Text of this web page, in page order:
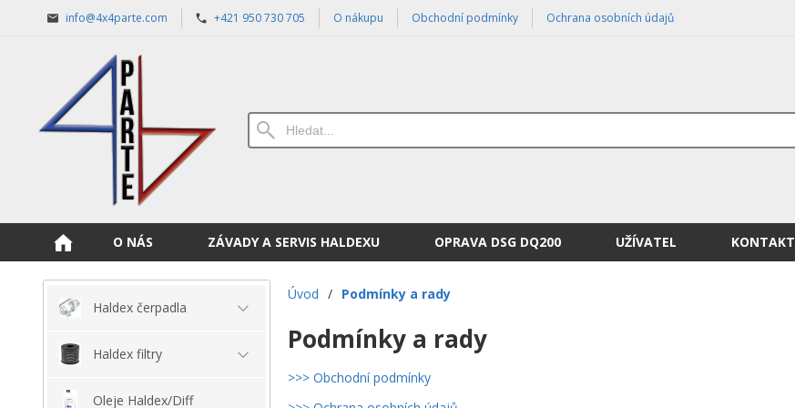
info@4x4parte.com +421 950 730 705 O nákupu Obchodní podmínky Ochrana osobních údajů
O NÁS ZÁVADY A SERVIS HALDEXU OPRAVA DSG DQ200 UŽÍVATEL KONTAKT
Haldex čerpadla
Haldex filtry
Oleje Haldex/Diff
Úvod / Podmínky a rady
Podmínky a rady
>>> Obchodní podmínky